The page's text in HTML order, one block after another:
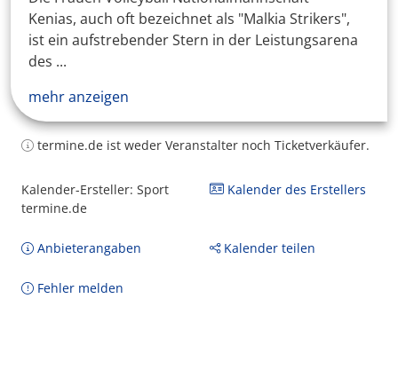
Kenias, auch oft bezeichnet als "Malkia Strikers",
ist ein aufstrebender Stern in der Leistungsarena
des ...
mehr anzeigen
termine.de ist weder Veranstalter noch Ticketverkäufer.
Kalender-Ersteller: Sport
termine.de
Kalender des Erstellers
Anbieterangaben Kalender teilen
Fehler melden